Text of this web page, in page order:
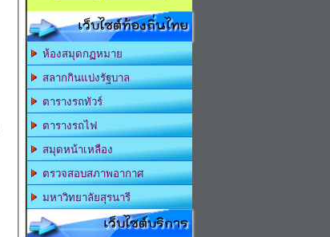
เว็บไซต์ท้องถิ่นไทย
ห้องสมุดกฏหมาย
สลากกินแบ่งรัฐบาล
ตารางรถทัวร์
ตารางรถไฟ
สมุดหน้าเหลือง
ตรวจสอบสภาพอากาศ
มหาวิทยาลัยสุรนารี
เว็บไซต์บริการ